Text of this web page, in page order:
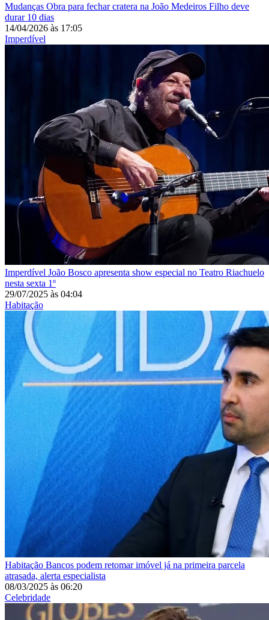
Mudanças Obra para fechar cratera na João Medeiros Filho deve
durar 10 dias
14/04/2026 às 17:05
Imperdível
Imperdível João Bosco apresenta show especial no Teatro Riachuelo
nesta sexta 1º
29/07/2025 às 04:04
Habitação
Habitação Bancos podem retomar imóvel já na primeira parcela
atrasada, alerta especialista
08/03/2025 às 06:20
Celebridade